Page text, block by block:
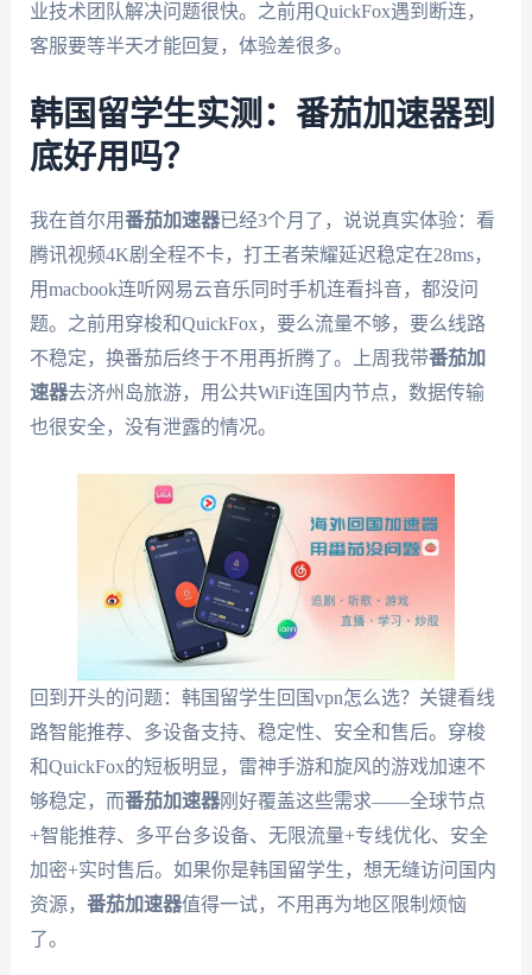
业技术团队解决问题很快。之前用QuickFox遇到断连，
客服要等半天才能回复，体验差很多。
韩国留学生实测：番茄加速器到
底好用吗？
我在首尔用番茄加速器已经3个月了，说说真实体验：看
腾讯视频4K剧全程不卡，打王者荣耀延迟稳定在28ms，
用macbook连听网易云音乐同时手机连看抖音，都没问
题。之前用穿梭和QuickFox，要么流量不够，要么线路
不稳定，换番茄后终于不用再折腾了。上周我带番茄加
速器去济州岛旅游，用公共WiFi连国内节点，数据传输
也很安全，没有泄露的情况。
回到开头的问题：韩国留学生回国vpn怎么选？关键看线
路智能推荐、多设备支持、稳定性、安全和售后。穿梭
和QuickFox的短板明显，雷神手游和旋风的游戏加速不
够稳定，而番茄加速器刚好覆盖这些需求——全球节点
+智能推荐、多平台多设备、无限流量+专线优化、安全
加密+实时售后。如果你是韩国留学生，想无缝访问国内
资源， 番茄加速器值得一试，不用再为地区限制烦恼
了。